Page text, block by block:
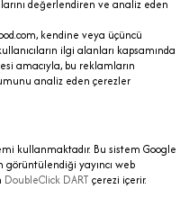
değerlendiren ve analiz eden
kendine veya üçüncü
ilgi alanları kapsamında
amacıyla, bu reklamların
analiz eden çerezler
kullanmaktadır. Bu sistem Google
görüntülendiği yayıncı web
DoubleClick DART çerezi içerir.